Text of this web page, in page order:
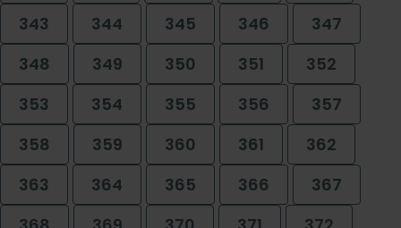
343
344 345 346
347
348
349 350 351
352
353
354 355 356
357
358
359 360 361
362
363
364 365 366
367